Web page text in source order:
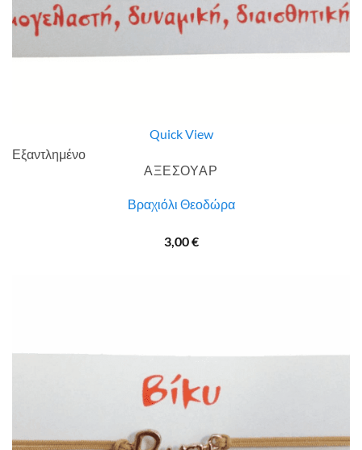
Quick View
Εξαντλημένο
ΑΞΕΣΟΥΑΡ
Βραχιόλι Θεοδώρα
3,00€